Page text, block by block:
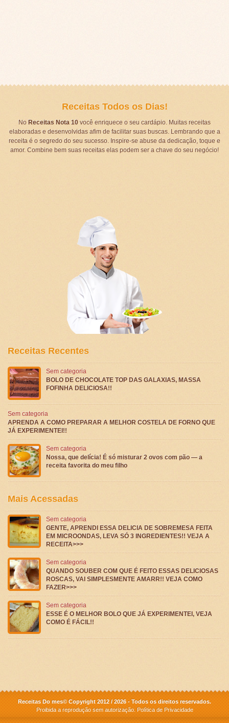
Receitas Todos os Dias!
No Receitas Nota 10você enriquece o seu cardápio. Muitas receitas
elaboradas e desenvolvidas afim de facilitar suas buscas. Lembrando que a
receita é o segredo do seu sucesso. Inspire-se abuse da dedicação, toque e
amor. Combine bem suas receitas elas podem ser a chave do seu negócio!
Receitas Recentes
Sem categoria
BOLO DE CHOCOLATE TOP DAS GALAXIAS, MASSA
FOFINHA DELICIOSA!!
Sem categoria
APRENDA A COMO PREPARAR A MELHOR COSTELA DE FORNO QUE
JÁ EXPERIMENTEI!!
Sem categoria
Nossa, que delícia! É só misturar 2 ovos com pão — a
receita favorita do meu filho
Mais Acessadas
Sem categoria
GENTE, APRENDI ESSA DELICIA DE SOBREMESA FEITA
EM MICROONDAS, LEVA SÓ 3 INGREDIENTES!! VEJA A
RECEITA>>>
Sem categoria
QUANDO SOUBER COM QUE É FEITO ESSAS DELICIOSAS
ROSCAS, VAI SIMPLESMENTE AMARR!! VEJA COMO
FAZER>>>
Sem categoria
ESSE É O MELHOR BOLO QUE JÁ EXPERIMENTEI, VEJA
COMO É FÁCIL!!
Receitas Do mes© Copyright 2012 / 2026 - Todos os direitos reservados.
Proibida a reprodução sem autorização. Política de Privacidade